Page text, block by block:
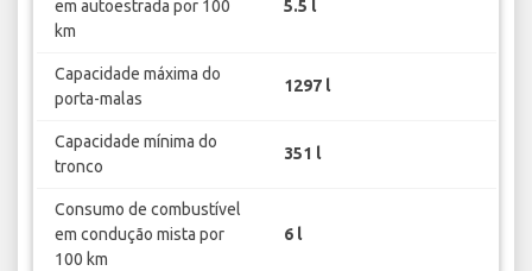
em autoestrada por 100
km
5.5 l
Capacidade máxima do
porta-malas
1297 l
Capacidade mínima do
tronco
351 l
Consumo de combustível
em condução mista por
100 km
6 l